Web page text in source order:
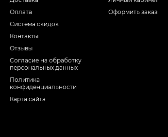
Оплата
Система скидок
Контакты
Отзывы
Согласие на обработку
персональных данных
Политика
конфиденциальности
Карта сайта
Оформить заказ